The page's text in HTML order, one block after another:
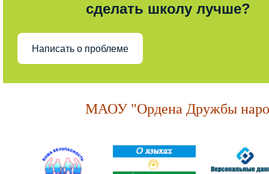
сделать школу лучше?
Написать о проблеме
МАОУ "Ордена Дружбы